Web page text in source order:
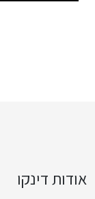
אודות דינקו